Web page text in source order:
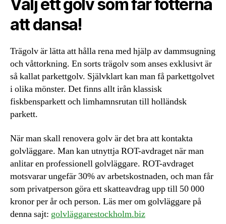
Välj ett golv som får fötterna
att dansa!
Trägolv är lätta att hålla rena med hjälp av dammsugning
och våttorkning. En sorts trägolv som anses exklusivt är
så kallat parkettgolv. Självklart kan man få parkettgolvet
i olika mönster. Det finns allt irån klassisk
fiskbensparkett och limhamnsrutan till holländsk
parkett.
När man skall renovera golv är det bra att kontakta
golvläggare. Man kan utnyttja ROT-avdraget när man
anlitar en professionell golvläggare. ROT-avdraget
motsvarar ungefär 30% av arbetskostnaden, och man får
som privatperson göra ett skatteavdrag upp till 50 000
kronor per år och person. Läs mer om golvläggare på
denna sajt: golvläggarestockholm.biz